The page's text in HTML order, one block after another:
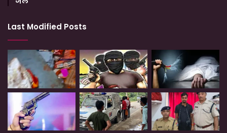
Last Modified Posts